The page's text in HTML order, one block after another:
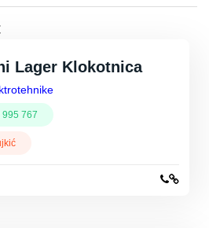
Lager Klokotnica
767